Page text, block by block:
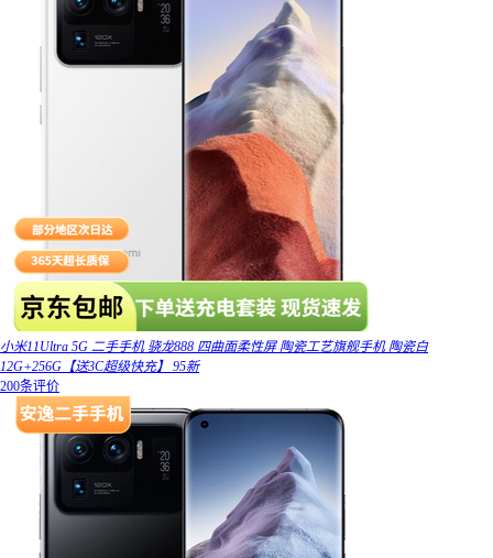
小米11Ultra 5G 二手手机 骁龙888 四曲面柔性屏 陶瓷工艺旗舰手机 陶瓷白
12G+256G【送3C超级快充】 95新
200条评价